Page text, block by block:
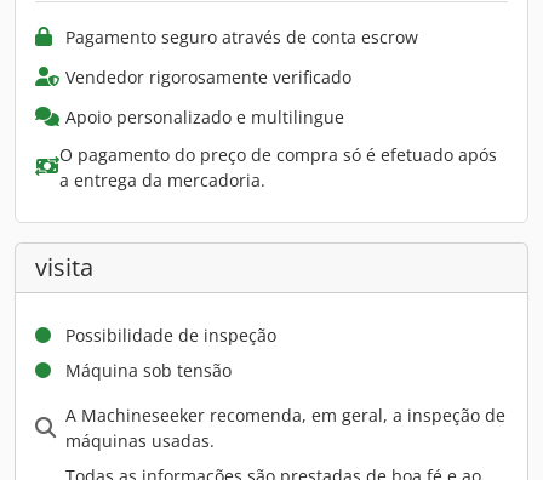
Pagamento seguro através de conta escrow
Vendedor rigorosamente verificado
Apoio personalizado e multilingue
O pagamento do preço de compra só é efetuado após
a entrega da mercadoria.
visita
Possibilidade de inspeção
Máquina sob tensão
A Machineseeker recomenda, em geral, a inspeção de
máquinas usadas.